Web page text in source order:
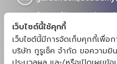
ปรึกษาพัฒนาสูตรกับผู้เชี่ยวช
R&D
เว็บไซต์นี้ใช้คุกกี้
เว็บไซต์นี้มีการจัดเก็บคุกกี้เพื่อก
บริษัท กูรูเช็ค จำกัด ขอความยิ